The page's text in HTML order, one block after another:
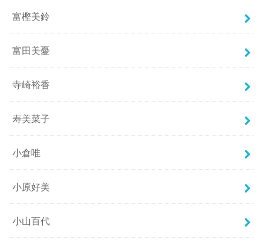
富樫美鈴
富田美憂
寺崎裕香
寿美菜子
小倉唯
小原好美
小山百代